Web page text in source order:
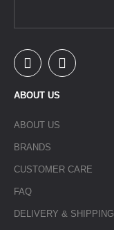
ABOUT US
ABOUT US
BRANDS
CUSTOMER CARE
FAQ
DELIVERY & SHIPPING